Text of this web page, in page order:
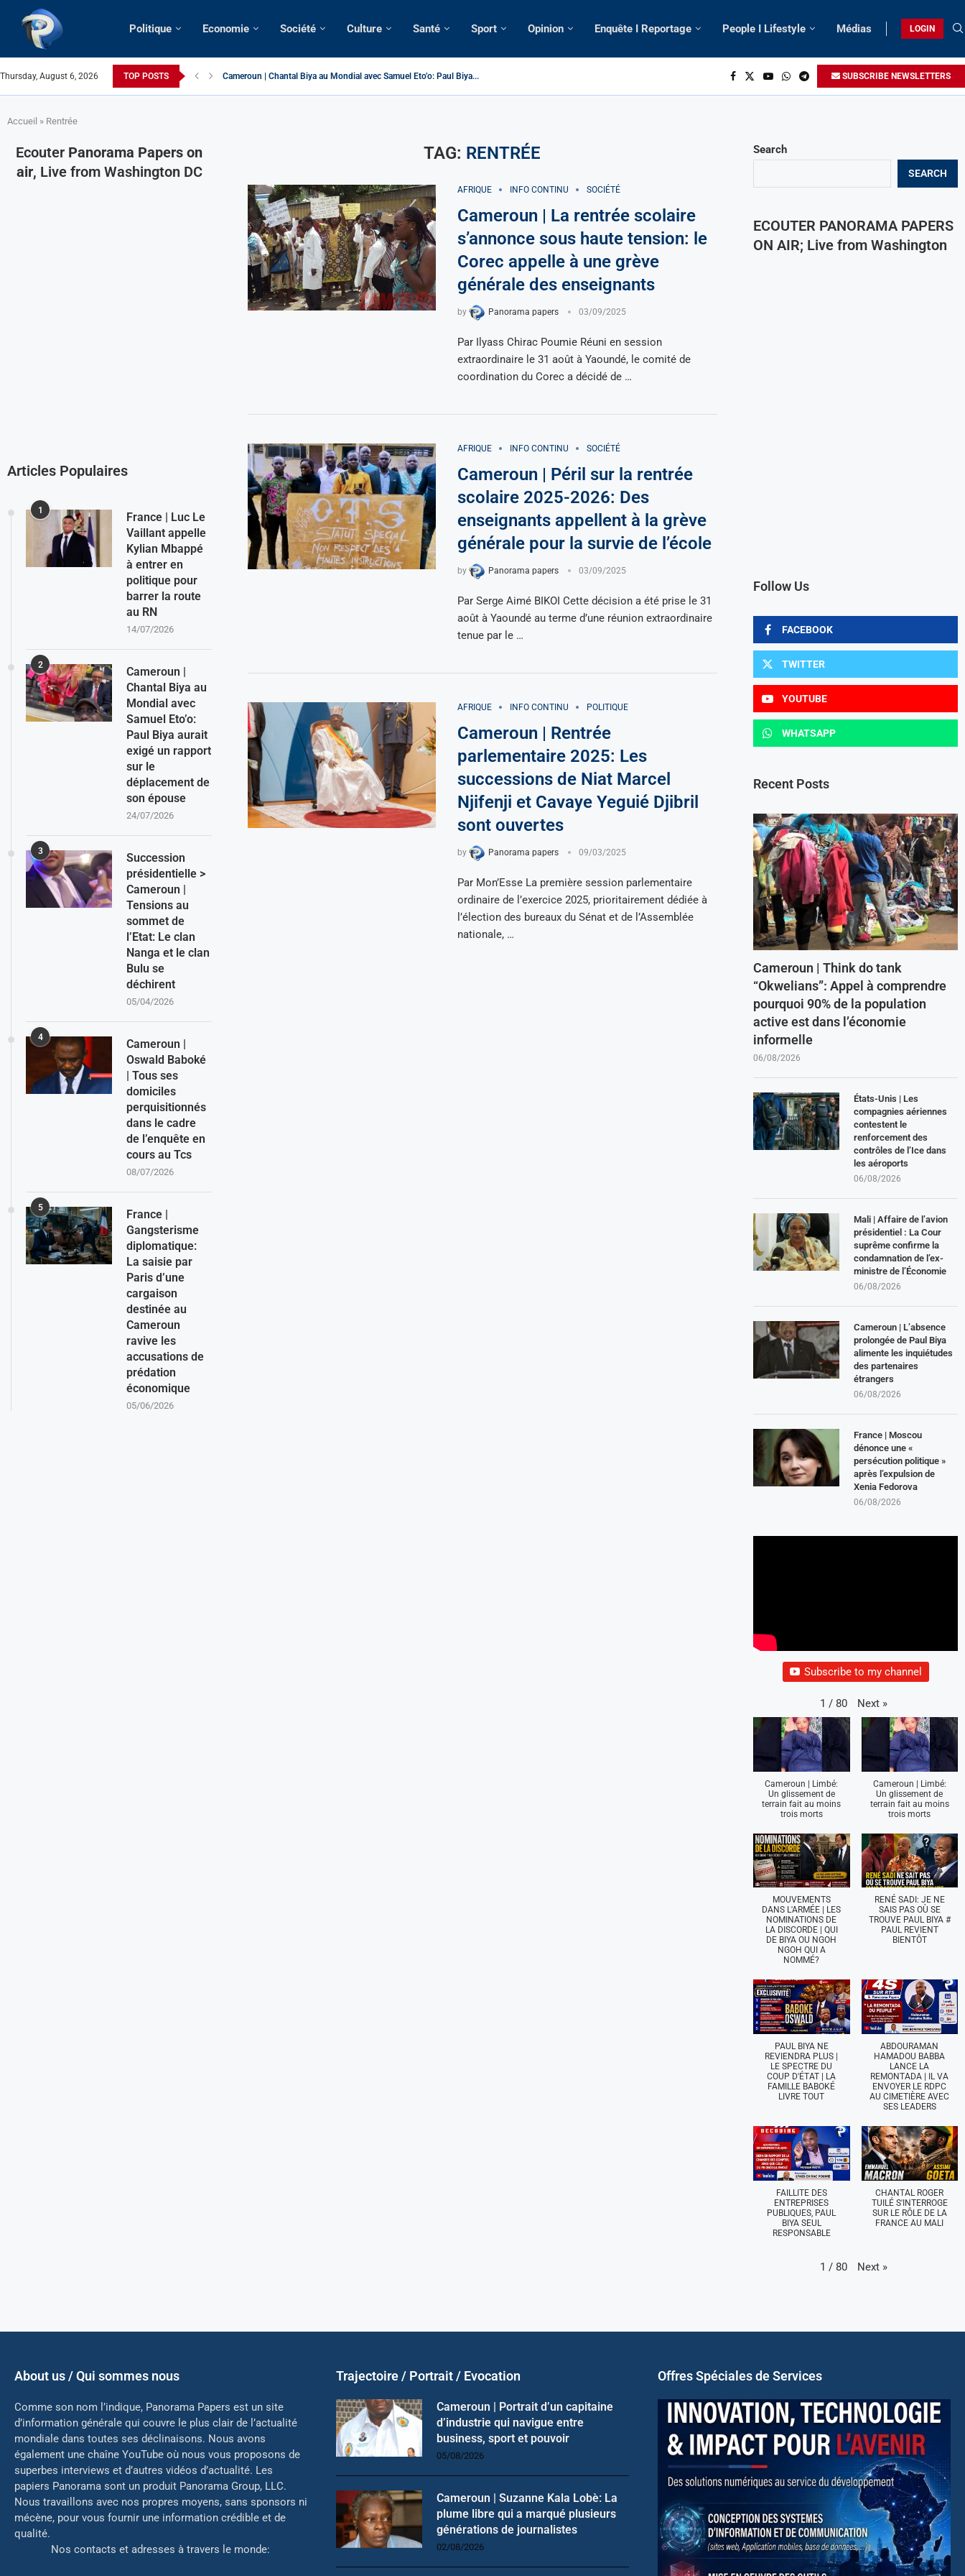
Politique Economie Société Culture Santé Sport Opinion Enquête I Reportage People I Lifestyle Médias LOGIN
Thursday, August 6, 2026 TOP POSTS Succession présidentielle > Cameroun | Tensions au sommet de l’Etat: Le... SUBSCRIBE NEWSLETTERS
Accueil » Rentrée
TAG: RENTRÉE
AFRIQUE INFO CONTINU SOCIÉTÉ
Cameroun | La rentrée scolaire
s’annonce sous haute tension: le
Corec appelle à une grève
générale des enseignants
by Panorama papers 03/09/2025
Par Ilyass Chirac Poumie Réuni en session
extraordinaire le 31 août à Yaoundé, le comité de
coordination du Corec a décidé de …
AFRIQUE INFO CONTINU SOCIÉTÉ
Cameroun | Péril sur la rentrée
scolaire 2025-2026: Des
enseignants appellent à la grève
générale pour la survie de l’école
by Panorama papers 03/09/2025
Par Serge Aimé BIKOI Cette décision a été prise le 31
août à Yaoundé au terme d’une réunion extraordinaire
tenue par le …
AFRIQUE INFO CONTINU POLITIQUE
Cameroun | Rentrée
parlementaire 2025: Les
successions de Niat Marcel
Njifenji et Cavaye Yeguié Djibril
sont ouvertes
by Panorama papers 09/03/2025
Par Mon’Esse La première session parlementaire
ordinaire de l’exercice 2025, prioritairement dédiée à
l’élection des bureaux du Sénat et de l’Assemblée
nationale, …
Search
SEARCH
ECOUTER PANORAMA PAPERS
ON AIR; Live from Washington
Follow Us
FACEBOOK
TWITTER
YOUTUBE
WHATSAPP
Recent Posts
Cameroun | Think do tank
“Okwelians”: Appel à comprendre
pourquoi 90% de la population
active est dans l’économie
informelle
06/08/2026
États-Unis | Les
compagnies aériennes
contestent le
renforcement des
contrôles de l’Ice dans
les aéroports
06/08/2026
Mali | Affaire de l’avion
présidentiel : La Cour
suprême confirme la
condamnation de l’ex-
ministre de l’Économie
06/08/2026
Cameroun | L’absence
prolongée de Paul Biya
alimente les inquiétudes
des partenaires
étrangers
06/08/2026
France | Moscou
dénonce une «
persécution politique »
après l’expulsion de
Xenia Fedorova
06/08/2026
Subscribe to my channel
1 / 80 Next »
Cameroun | Limbé:
Un glissement de
terrain fait au moins
trois morts
Cameroun | Limbé:
Un glissement de
terrain fait au moins
trois morts
MOUVEMENTS
DANS L'ARMÉE | LES
NOMINATIONS DE
LA DISCORDE | QUI
DE BIYA OU NGOH
NGOH QUI A
NOMMÉ?
RENÉ SADI: JE NE
SAIS PAS OÙ SE
TROUVE PAUL BIYA #
PAUL REVIENT
BIENTÔT
PAUL BIYA NE
REVIENDRA PLUS |
LE SPECTRE DU
COUP D'ÉTAT | LA
FAMILLE BABOKÉ
LIVRE TOUT
ABDOURAMAN
HAMADOU BABBA
LANCE LA
REMONTADA | IL VA
ENVOYER LE RDPC
AU CIMETIÈRE AVEC
SES LEADERS
FAILLITE DES
ENTREPRISES
PUBLIQUES, PAUL
BIYA SEUL
RESPONSABLE
CHANTAL ROGER
TUILÉ S'INTERROGE
SUR LE RÔLE DE LA
FRANCE AU MALI
1 / 80 Next »
Ecouter Panorama Papers on
air, Live from Washington DC
Articles Populaires
1
France | Luc Le
Vaillant appelle
Kylian Mbappé
à entrer en
politique pour
barrer la route
au RN
14/07/2026
2
Cameroun |
Chantal Biya au
Mondial avec
Samuel Eto’o:
Paul Biya aurait
exigé un rapport
sur le
déplacement de
son épouse
24/07/2026
3
Succession
présidentielle >
Cameroun |
Tensions au
sommet de
l’Etat: Le clan
Nanga et le clan
Bulu se
déchirent
05/04/2026
4
Cameroun |
Oswald Baboké
| Tous ses
domiciles
perquisitionnés
dans le cadre
de l’enquête en
cours au Tcs
08/07/2026
5
France |
Gangsterisme
diplomatique:
La saisie par
Paris d’une
cargaison
destinée au
Cameroun
ravive les
accusations de
prédation
économique
05/06/2026
About us / Qui sommes nous
Comme son nom l’indique, Panorama Papers est un site
d’information générale qui couvre le plus clair de l’actualité
mondiale dans toutes ses déclinaisons. Nous avons
également une chaîne YouTube où nous vous proposons de
superbes interviews et d’autres vidéos d’actualité. Les
papiers Panorama sont un produit Panorama Group, LLC.
Nous travaillons avec nos propres moyens, sans sponsors ni
mécène, pour vous fournir une information crédible et de
qualité.
Nos contacts et adresses à travers le monde:
Trajectoire / Portrait / Evocation
Cameroun | Portrait d’un capitaine
d’industrie qui navigue entre
business, sport et pouvoir
05/08/2026
Cameroun | Suzanne Kala Lobè: La
plume libre qui a marqué plusieurs
générations de journalistes
02/08/2026
Offres Spéciales de Services